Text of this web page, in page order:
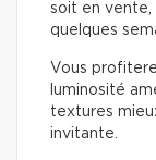
soit en vente,
quelques
Vous
luminosité
textures
invitante.